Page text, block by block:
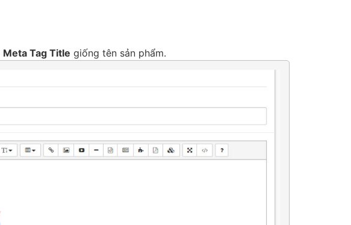
Meta Tag Title giống tên sản phẩm.